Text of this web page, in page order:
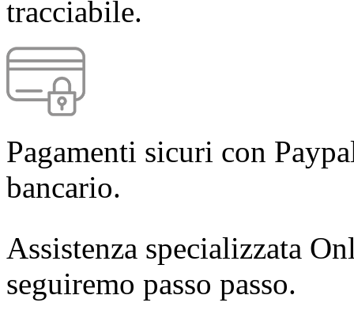
tracciabile.
Pagamenti sicuri con
bancario.
Assistenza specializzata
seguiremo passo passo.